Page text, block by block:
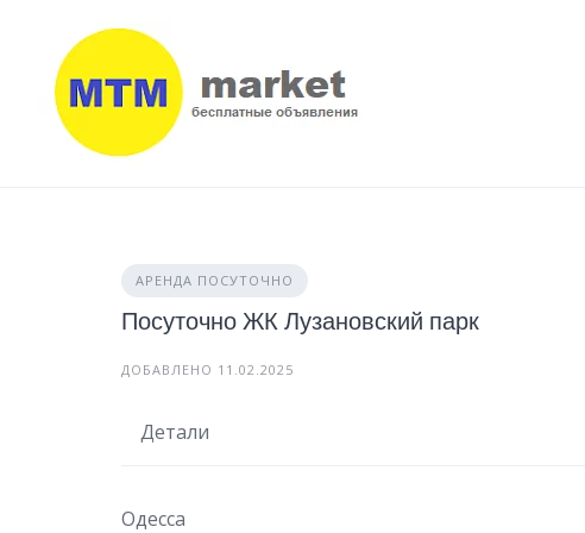
content
АРЕНДА ПОСУТОЧНО
Посуточно ЖК Лузановский парк
ДОБАВЛЕНО 11.02.2025
Детали
Одесса